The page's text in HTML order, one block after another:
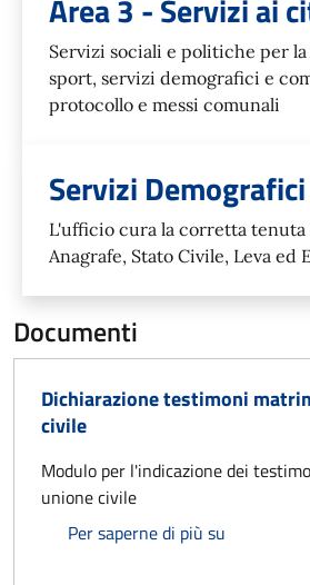
Area 3 - Servizi ai
Servizi sociali e politiche per la
sport, servizi demografici e
protocollo e messi comunali
Servizi Demografici
L'ufficio cura la corretta
Anagrafe, Stato Civile, Leva ed
Documenti
Dichiarazione testimoni
civile
Modulo per l'indicazione dei
unione civile
Per saperne di più su